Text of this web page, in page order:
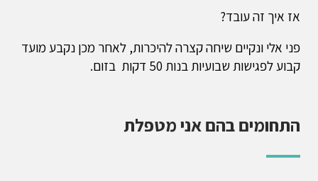
אז איך זה עובד?
פני אלי ונקיים שיחה קצרה להיכרות, לאחר מכן נקבע מועד
קבוע לפגישות שבועיות בנות 50 דקות בזום.
התחומים בהם אני מטפלת